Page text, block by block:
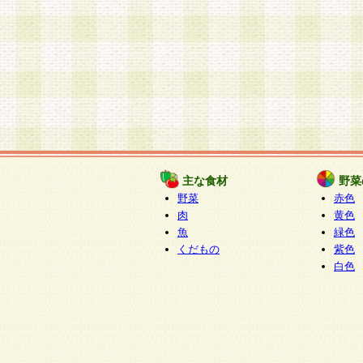
主な食材
野菜
肉
魚
くだもの
野
赤色
黄色
緑色
紫色
白色